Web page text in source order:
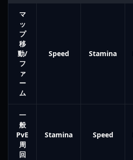
マ
ッ
プ
移
動/
フ
ァ
ー
ム
Speed Stamina
一
般
PvE
周
回
Stamina Speed